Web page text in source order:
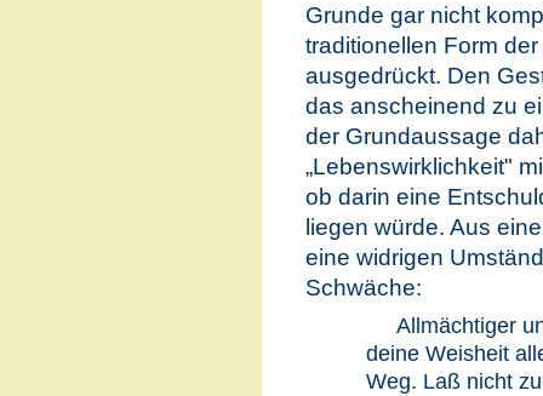
Grunde gar nicht
traditionellen Form
ausgedrückt. Den
das anscheinend zu
der Grundaussage
„Lebenswirklichkeit"
ob darin eine
liegen würde. Aus
eine widrigen
Schwäche:
Allmächtiger
deine Weisheit
Weg. Laß nicht